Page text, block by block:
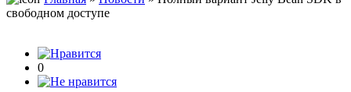
свободном доступе
0